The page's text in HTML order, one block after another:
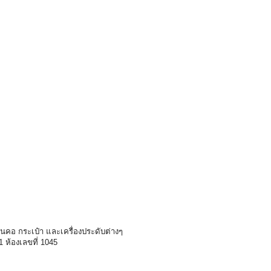
ป๋า และเครื่องประดับต่างๆ
เลขที่ 1045